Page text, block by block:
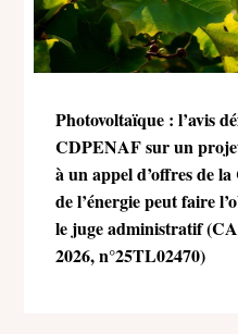
Photovoltaïque : l’avis
CDPENAF sur un
à un appel d’offres de
de l’énergie peut faire
le juge administratif
2026, n°25TL02470)